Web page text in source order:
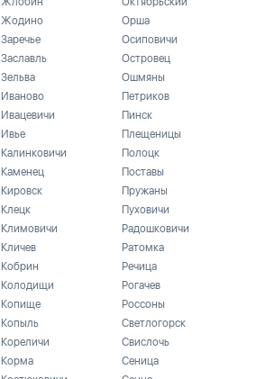
Жодино
Заречье
Заславль
Зельва
Иваново
Ивацевичи
Ивье
Калинковичи
Каменец
Кировск
Клецк
Климовичи
Кличев
Кобрин
Колодищи
Копище
Копыль
Кореличи
Корма
Орша
Осиповичи
Островец
Ошмяны
Петриков
Пинск
Плещеницы
Полоцк
Поставы
Пружаны
Пуховичи
Радошковичи
Ратомка
Речица
Рогачев
Россоны
Светлогорск
Свислочь
Сеница